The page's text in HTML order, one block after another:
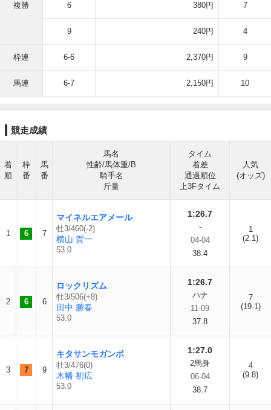
複勝 6 380円 7
9 240円 4
枠連 6-6 2,370円 9
馬連 6-7 2,150円 10
競走成績
着
順
枠
番
馬
番
馬名
性齢/馬体重/B
騎手名
斤量
タイム
着差
通過順位
上3Fタイム
人気
(オッズ)
1 6 7
マイネルエアメール
牡3/460(-2)
横山 賀一
53.0
1:26.7
-
04-04
38.4
1
(2.1)
2 6 6
ロックリズム
牡3/506(+8)
田中 勝春
53.0
1:26.7
ハナ
11-09
37.8
7
(19.1)
3 7 9
キタサンモガンボ
牡3/476(0)
木幡 初広
53.0
1:27.0
2馬身
06-04
38.7
4
(9.8)